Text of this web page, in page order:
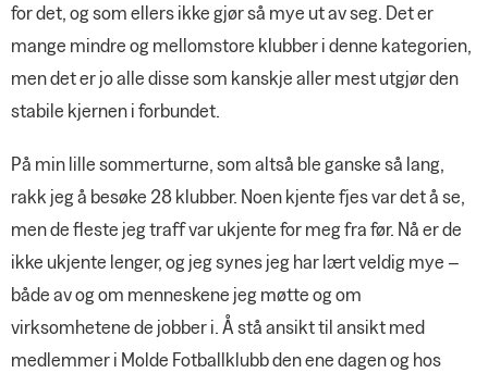
for det, og som ellers ikke gjør så mye ut av seg. Det er
mange mindre og mellomstore klubber i denne kategorien,
men det er jo alle disse som kanskje aller mest utgjør den
stabile kjernen i forbundet.
På min lille sommerturne, som altså ble ganske så lang,
rakk jeg å besøke 28 klubber. Noen kjente fjes var det å se,
men de fleste jeg traff var ukjente for meg fra før. Nå er de
ikke ukjente lenger, og jeg synes jeg har lært veldig mye –
både av og om menneskene jeg møtte og om
virksomhetene de jobber i. Å stå ansikt til ansikt med
medlemmer i Molde Fotballklubb den ene dagen og hos